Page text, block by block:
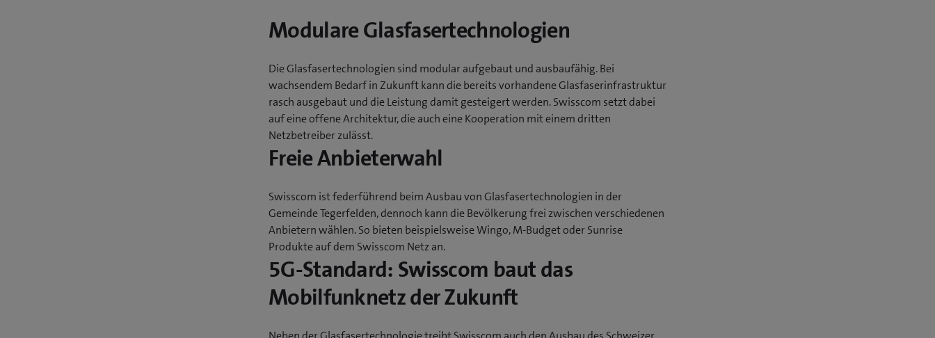
Modulare Glasfasertechnologien
Die Glasfasertechnologien sind modular aufgebaut und ausbaufähig. Bei
wachsendem Bedarf in Zukunft kann die bereits vorhandene Glasfaserinfrastruktur
rasch ausgebaut und die Leistung damit gesteigert werden. Swisscom setzt dabei
auf eine offene Architektur, die auch eine Kooperation mit einem dritten
Netzbetreiber zulässt.
Freie Anbieterwahl
Swisscom ist federführend beim Ausbau von Glasfasertechnologien in der
Gemeinde Tegerfelden, dennoch kann die Bevölkerung frei zwischen verschiedenen
Anbietern wählen. So bieten beispielsweise Wingo, M-Budget oder Sunrise
Produkte auf dem Swisscom Netz an.
5G-Standard: Swisscom baut das
Mobilfunknetz der Zukunft